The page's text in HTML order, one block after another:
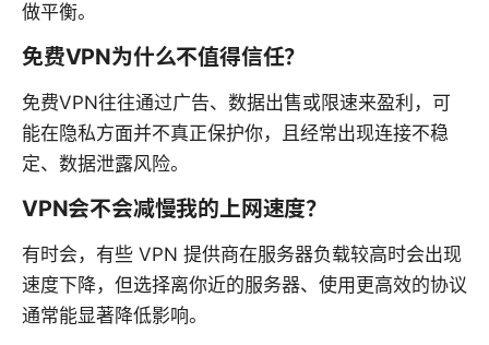
做平衡。
免费VPN为什么不值得信任？
免费VPN往往通过广告、数据出售或限速来盈利，可
能在隐私方面并不真正保护你，且经常出现连接不稳
定、数据泄露风险。
VPN会不会减慢我的上网速度？
有时会，有些 VPN 提供商在服务器负载较高时会出现
速度下降，但选择离你近的服务器、使用更高效的协议
通常能显著降低影响。